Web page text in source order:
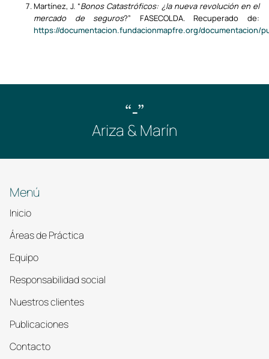
Martínez, J. “Bonos Catastróficos: ¿la nueva revolución en el
mercado de seguros?” FASECOLDA. Recuperado de:
https://documentacion.fundacionmapfre.org/documentacion/
“-”
Ariza & Marín
Menú
Inicio
Áreas de Práctica
Equipo
Responsabilidad social
Nuestros clientes
Publicaciones
Contacto